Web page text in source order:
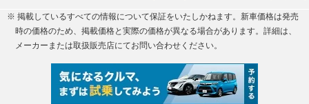
※ 掲載しているすべての情報について保証をいたしかねます。新車価格は発売
時の価格のため、掲載価格と実際の価格が異なる場合があります。詳細は、
メーカーまたは取扱販売店にてお問い合わせください。